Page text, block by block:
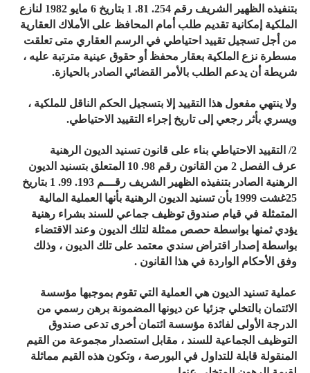
بتنفيذه الظهير الشريف رقم 254. 81. 1 بتاريخ 6 مايو 1982 لنازع
الملكية إمكانية تقديم طلب أمام المحافظ على الأملاك العقارية
من أجل تسجيل تقييد احتياطي في الرسم العقاري متى تعلقت
مسطرة نزع الملكية بعقار محفظ أو حقوق عينية مترتبة عليه ،
شريطة أن يدعم الطلب بالأمر القضائي الصادر بالحيازة.
ولا ينتهي مفعول هذا التقييد إلا بتسجيل الحكم الناقل للملكية ،
ويسري بأثر رجعي إلى تاريخ إجراء التقييد الاحتياطي.
2/ التقييد الاحتياطي بناء على قانون تسنيد الديون الرهنية
عرف الفصل 2 من القانون رقم 98. 10 المتعلق بتسنيد الديون
الرهنية الصادر بتنفيذه الظهير الشريف رقـــم 193. 99. 1 بتاريخ
25غشت 1999 بأن تسنيد الديون الرهنية بأنها العملية المالية
المتمثلة في قيام صندوق توظيف جماعي للسند بشراء رهنية
يؤدي ثمنها بواسطة حصص ممثلة لتلك الديون وعند الاقتضاء
بواسطة إصدار اقتراض سندي معتمد على تلك الديون ، وذلك
وفق الأحكام الواردة في هذا القانون .
عملية تسنيد الديون هي العملية التي تقوم بموجبها مؤسسة
الائتمان بالتخلي جزئيا عن ديونها المضمونة برهن رسمي من
الدرجة الأولى لفائدة مؤسسة ائتمان أخرى تدعى صندوق
التوظيف الجماعية للسند ، مقابل استصدار مجموعة من القيم
المنقولة قابلة للتداول في البورصة ، وتكون هذه القيم مماثلة